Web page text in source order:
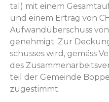
tal) mit einem
und einem Ertrag von
Aufwandüber­schuss von
genehmigt. Zur
schuss­es wird, gemäss
des
teil der Gemeinde
zugestimmt.